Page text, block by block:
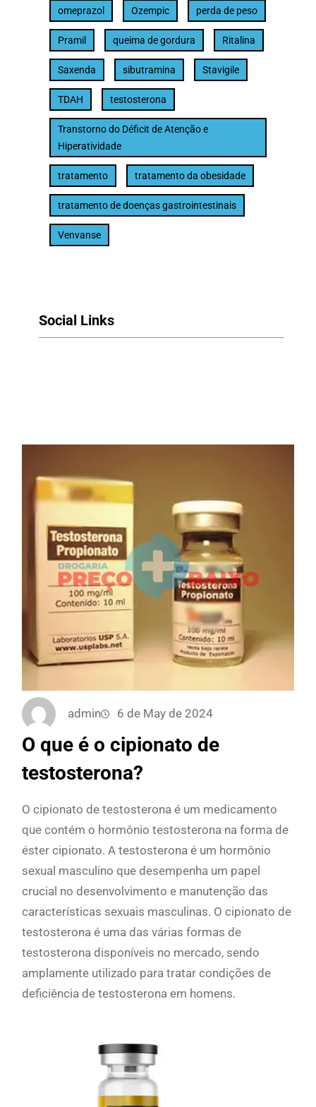
omeprazol Ozempic perda de peso
Pramil queima de gordura Ritalina
Saxenda sibutramina Stavigile
TDAH testosterona
Transtorno do Déficit de Atenção e
Hiperatividade
tratamento tratamento da obesidade
tratamento de doenças gastrointestinais
Venvanse
Social Links
admin 6 de May de 2024
O que é o cipionato de
testosterona?
O cipionato de testosterona é um medicamento
que contém o hormônio testosterona na forma de
éster cipionato. A testosterona é um hormônio
sexual masculino que desempenha um papel
crucial no desenvolvimento e manutenção das
características sexuais masculinas. O cipionato de
testosterona é uma das várias formas de
testosterona disponíveis no mercado, sendo
amplamente utilizado para tratar condições de
deficiência de testosterona em homens.